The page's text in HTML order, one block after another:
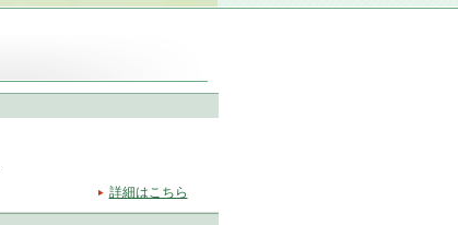
詳細はこちら